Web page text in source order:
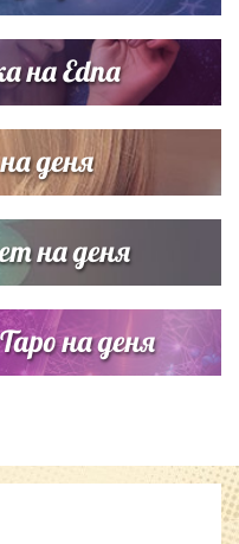
на Edna
деня
на деня
на деня